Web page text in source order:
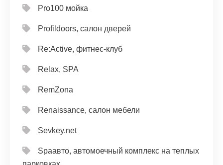
Pro100 мойка
Profildoors, салон дверей
Re:Active, фитнес-клуб
Relax, SPA
RemZona
Renaissance, салон мебели
Sevkey.net
Spaавто, автомоечный комплекс на теплых